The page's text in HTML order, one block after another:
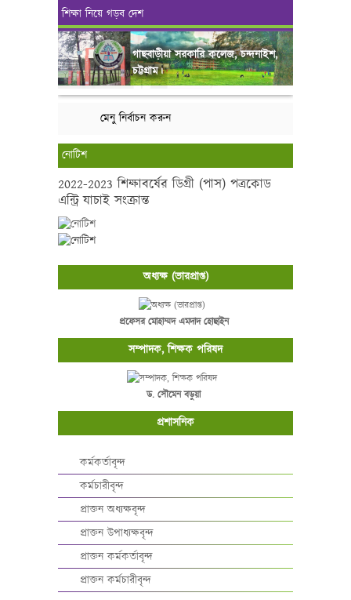
শিক্ষা নিয়ে গড়ব দেশ
গাছবাড়ীয়া সরকারি কলেজ, চন্দনাইশ,
চট্টগ্রাম।
মেনু নির্বাচন করুন
নোটিশ
2022-2023 শিক্ষাবর্ষের ডিগ্রী (পাস) পত্রকোড
এন্ট্রি যাচাই সংক্রান্ত
অধ্যক্ষ (ভারপ্রাপ্ত)
প্রফেসর মোহাম্মদ এমদাদ হোছাইন
সম্পাদক, শিক্ষক পরিষদ
ড. সৌমেন বড়ুয়া
প্রশাসনিক
কর্মকর্তাবৃন্দ
কর্মচারীবৃন্দ
প্রাক্তন অধ্যক্ষবৃন্দ
প্রাক্তন উপাধ্যক্ষবৃন্দ
প্রাক্তন কর্মকর্তাবৃন্দ
প্রাক্তন কর্মচারীবৃন্দ